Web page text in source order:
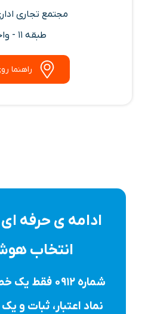
مجتمع تجاری
طبقه 11 - واحد 10
راهنما
ادامه ی حرفه
انتخاب
شماره ۰۹۱۲
نماد اعتبار، ثبات و